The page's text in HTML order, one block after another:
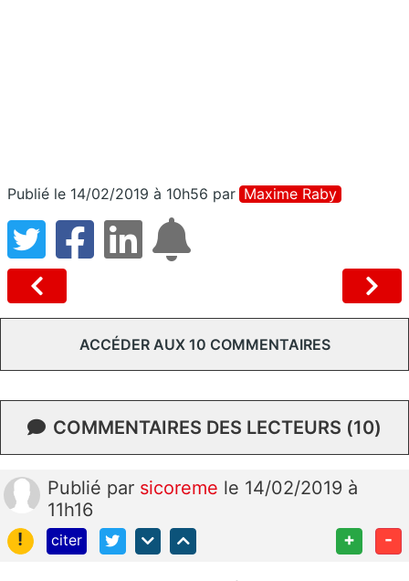
Publié le 14/02/2019 à 10h56 par Maxime Raby
ACCÉDER AUX 10 COMMENTAIRES
COMMENTAIRES DES LECTEURS (10)
Publié par sicoreme le 14/02/2019 à
11h16
!
citer + -